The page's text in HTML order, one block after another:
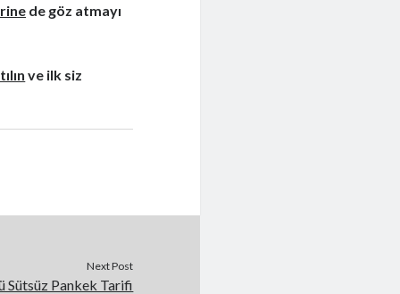
de göz atmayı
ve ilk siz
Next Post
Sütsüz Pankek Tarifi